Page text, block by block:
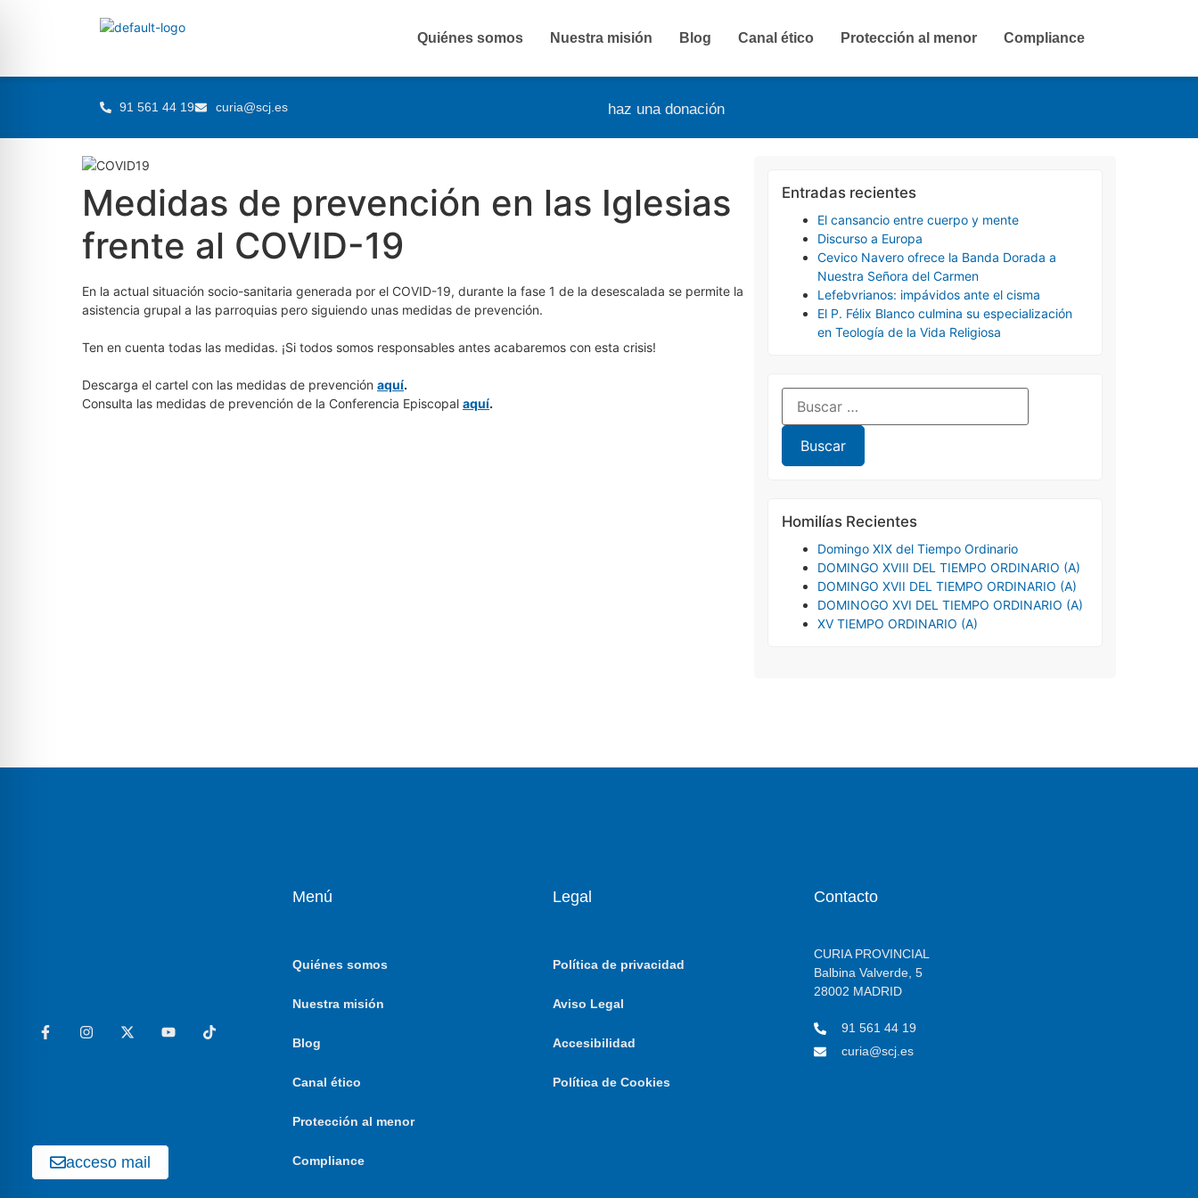
91 561 44 19 curia@scj.es haz una donación
Quiénes somos Nuestra misión Blog Canal ético Protección al menor Compliance
Medidas de prevención en las Iglesias
frente al COVID-19
En la actual situación socio-sanitaria generada por el COVID-19, durante la fase 1 de la desescalada se permite la
asistencia grupal a las parroquias pero siguiendo unas medidas de prevención.
Ten en cuenta todas las medidas. ¡Si todos somos responsables antes acabaremos con esta crisis!
Descarga el cartel con las medidas de prevención aquí.
Consulta las medidas de prevención de la Conferencia Episcopal aquí.
Entradas recientes
El cansancio entre cuerpo y mente
Discurso a Europa
Cevico Navero ofrece la Banda Dorada a
Nuestra Señora del Carmen
Lefebvrianos: impávidos ante el cisma
El P. Félix Blanco culmina su especialización
en Teología de la Vida Religiosa
Homilías Recientes
Domingo XIX del Tiempo Ordinario
DOMINGO XVIII DEL TIEMPO ORDINARIO (A)
DOMINGO XVII DEL TIEMPO ORDINARIO (A)
DOMINOGO XVI DEL TIEMPO ORDINARIO (A)
XV TIEMPO ORDINARIO (A)
acceso mail
Menú
Quiénes somos
Nuestra misión
Blog
Canal ético
Protección al menor
Compliance
Legal
Política de privacidad
Aviso Legal
Accesibilidad
Política de Cookies
Contacto
CURIA PROVINCIAL
Balbina Valverde, 5
28002 MADRID
91 561 44 19
curia@scj.es